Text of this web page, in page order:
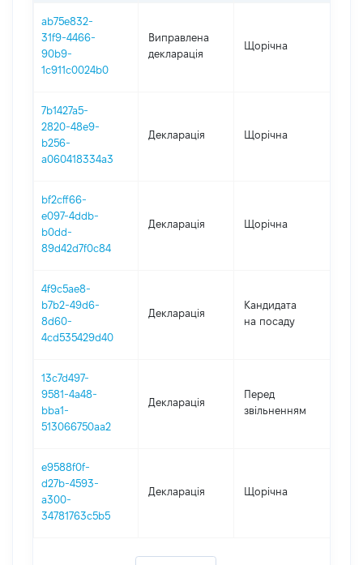
ab75e832-
31f9-4466-
90b9-
1c911c0024b0
Виправлена
декларація
Щорічна
7b1427a5-
2820-48e9-
b256-
a060418334a3
Декларація Щорічна
bf2cff66-
e097-4ddb-
b0dd-
89d42d7f0c84
Декларація Щорічна
4f9c5ae8-
b7b2-49d6-
8d60-
4cd535429d40
Декларація
Кандидата
на посаду
13c7d497-
9581-4a48-
bba1-
513066750aa2
Декларація
Перед
звільненням
e9588f0f-
d27b-4593-
a300-
34781763c5b5
Декларація Щорічна